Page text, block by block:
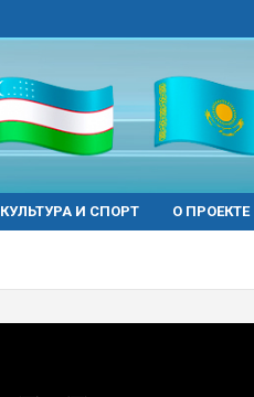
КУЛЬТУРА И СПОРТ О ПРОЕКТЕ